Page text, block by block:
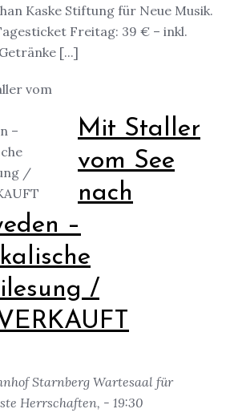
Kaske Stiftung für Neue Musik.
Freitag: 39 € – inkl.
[...]
Mit Staller
vom See
nach
–
/
Starnberg Wartesaal für
Herrschaften, - 19:30